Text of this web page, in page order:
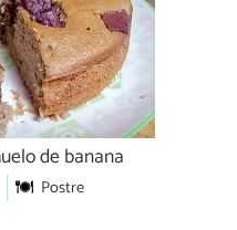
de banana
Postre